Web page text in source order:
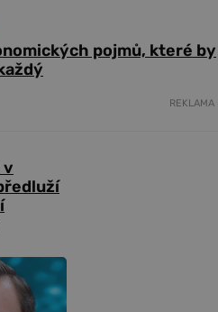
pojmů, které by
REKLAMA
v